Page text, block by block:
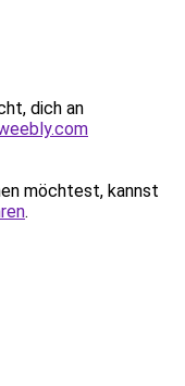
dich an
möchtest, kannst
.